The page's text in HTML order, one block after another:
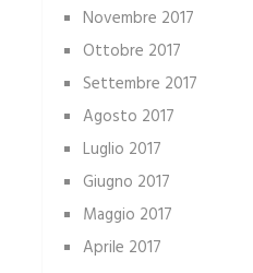
Novembre 2017
Ottobre 2017
Settembre 2017
Agosto 2017
Luglio 2017
Giugno 2017
Maggio 2017
Aprile 2017